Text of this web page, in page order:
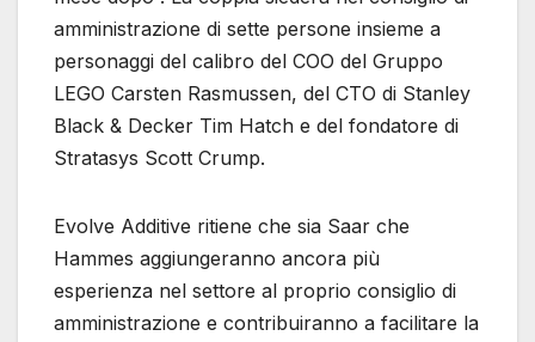
amministrazione di sette persone insieme a
personaggi del calibro del COO del Gruppo
LEGO Carsten Rasmussen, del CTO di Stanley
Black & Decker Tim Hatch e del fondatore di
Stratasys Scott Crump.
Evolve Additive ritiene che sia Saar che
Hammes aggiungeranno ancora più
esperienza nel settore al proprio consiglio di
amministrazione e contribuiranno a facilitare la